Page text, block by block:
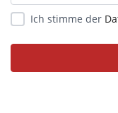
Ich stimme der